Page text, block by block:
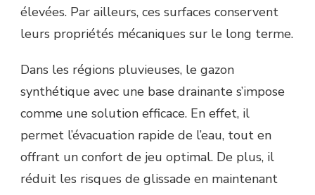
élevées. Par ailleurs, ces surfaces conservent
leurs propriétés mécaniques sur le long terme.
Dans les régions pluvieuses, le gazon
synthétique avec une base drainante s’impose
comme une solution efficace. En effet, il
permet l’évacuation rapide de l’eau, tout en
offrant un confort de jeu optimal. De plus, il
réduit les risques de glissade en maintenant